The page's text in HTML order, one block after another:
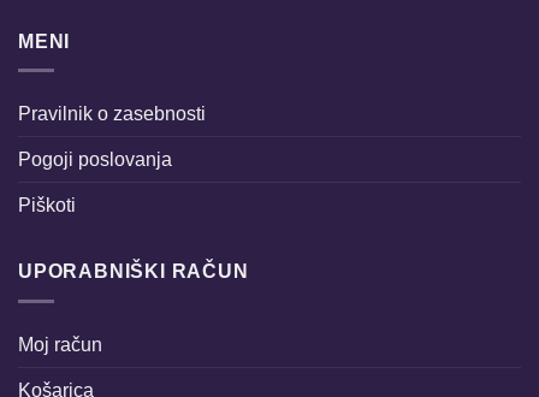
MENI
Pravilnik o zasebnosti
Pogoji poslovanja
Piškoti
UPORABNIŠKI RAČUN
Moj račun
Košarica